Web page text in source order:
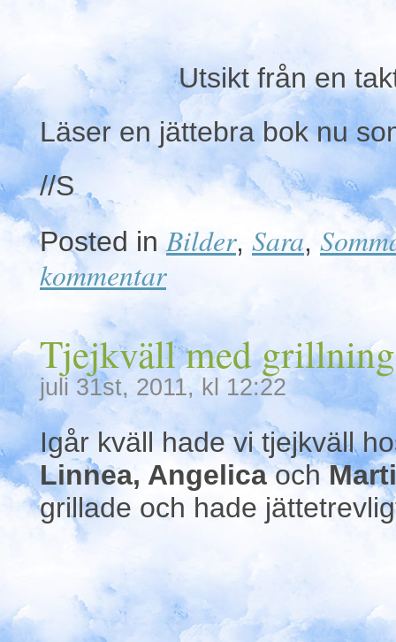
Utsikt från en
Läser en jättebra bok nu
//S
Posted in Bilder, Sara,
kommentar
Tjejkväll med grillning
juli 31st, 2011, kl 12:22
Igår kväll hade vi tjejkväll
Linnea, Angelicaoch
grillade och hade